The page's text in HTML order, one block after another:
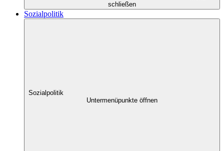
schließen
Sozialpolitik
Sozialpolitik
Untermenüpunkte öffnen